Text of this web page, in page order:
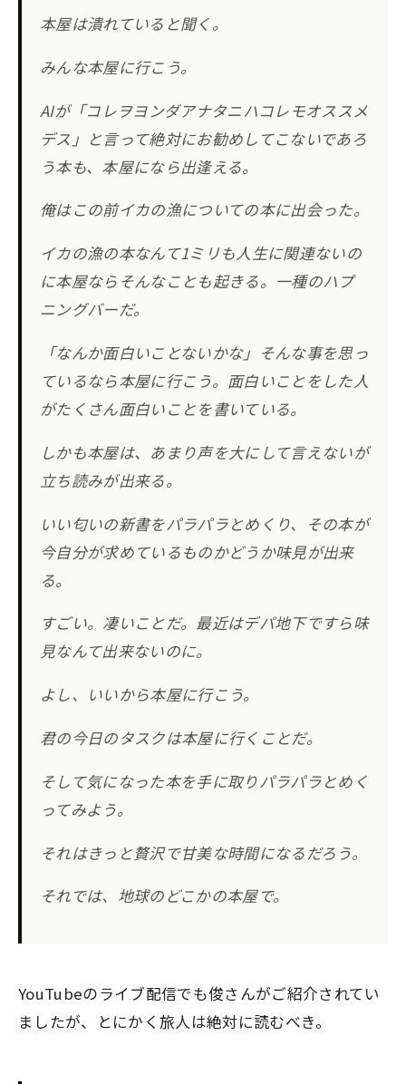
本屋は潰れていると聞く。
みんな本屋に行こう。
AIが「コレヲヨンダアナタニハコレモオススメ
デス」と言って絶対にお勧めしてこないであろ
う本も、本屋になら出逢える。
俺はこの前イカの漁についての本に出会った。
イカの漁の本なんて1ミリも人生に関連ないの
に本屋ならそんなことも起きる。一種のハプ
ニングバーだ。
「なんか面白いことないかな」そんな事を思っ
ているなら本屋に行こう。面白いことをした人
がたくさん面白いことを書いている。
しかも本屋は、あまり声を大にして言えないが
立ち読みが出来る。
いい匂いの新書をパラパラとめくり、その本が
今自分が求めているものかどうか味見が出来
る。
すごい。凄いことだ。最近はデパ地下ですら味
見なんて出来ないのに。
よし、いいから本屋に行こう。
君の今日のタスクは本屋に行くことだ。
そして気になった本を手に取りパラパラとめく
ってみよう。
それはきっと贅沢で甘美な時間になるだろう。
それでは、地球のどこかの本屋で。
YouTubeのライブ配信でも俊さんがご紹介されてい
ましたが、とにかく旅人は絶対に読むべき。